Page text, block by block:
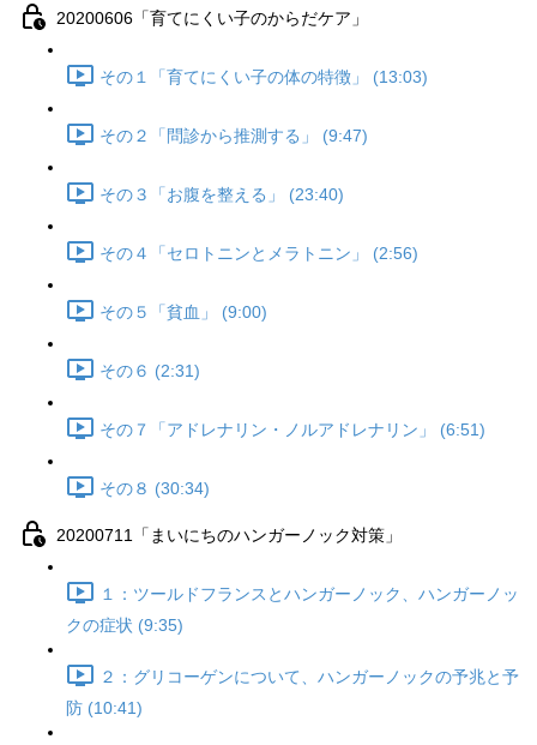
20200606「育てにくい子のからだケア」
その１「育てにくい子の体の特徴」 (13:03)
その２「問診から推測する」 (9:47)
その３「お腹を整える」 (23:40)
その４「セロトニンとメラトニン」 (2:56)
その５「貧血」 (9:00)
その６ (2:31)
その７「アドレナリン・ノルアドレナリン」 (6:51)
その８ (30:34)
20200711「まいにちのハンガーノック対策」
１：ツールドフランスとハンガーノック、ハンガーノッ
クの症状 (9:35)
２：グリコーゲンについて、ハンガーノックの予兆と予
防 (10:41)